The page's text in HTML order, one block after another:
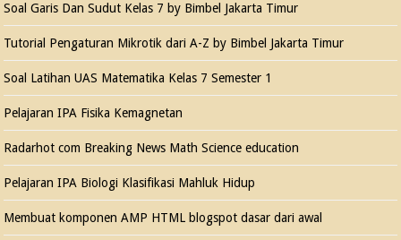
Soal Garis Dan Sudut Kelas 7 by Bimbel Jakarta Timur
Tutorial Pengaturan Mikrotik dari A-Z by Bimbel Jakarta Timur
Soal Latihan UAS Matematika Kelas 7 Semester 1
Pelajaran IPA Fisika Kemagnetan
Radarhot com Breaking News Math Science education
Pelajaran IPA Biologi Klasifikasi Mahluk Hidup
Membuat komponen AMP HTML blogspot dasar dari awal